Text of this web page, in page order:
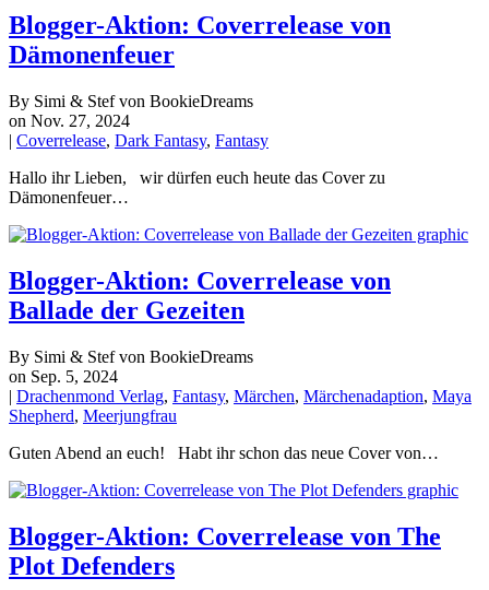
Blogger-Aktion: Coverrelease von
Dämonenfeuer
By Simi & Stef von BookieDreams
on Nov. 27, 2024
| Coverrelease, Dark Fantasy, Fantasy
Hallo ihr Lieben, wir dürfen euch heute das Cover zu
Dämonenfeuer…
Blogger-Aktion: Coverrelease von
Ballade der Gezeiten
By Simi & Stef von BookieDreams
on Sep. 5, 2024
| Drachenmond Verlag, Fantasy, Märchen, Märchenadaption, Maya
Shepherd, Meerjungfrau
Guten Abend an euch! Habt ihr schon das neue Cover von…
Blogger-Aktion: Coverrelease von The
Plot Defenders